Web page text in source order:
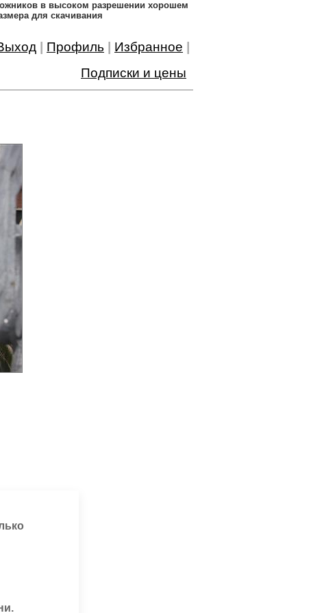
в высоком разрешении хорошем
для скачивания
Профиль Избранное
Подписки и цены